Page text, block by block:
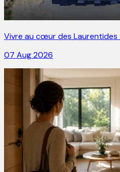
Vivre au cœur des Laurentides
07 Aug 2026